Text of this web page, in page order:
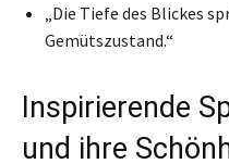
„Die Tiefe des Blickes
Gemütszustand.“
Inspirierende
und ihre